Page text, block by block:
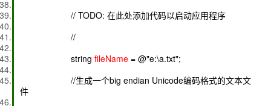
// TODO: 在此处添加代码以启动应用程序
//
string fileName = @"e:\a.txt";
//生成一个big endian Unicode编码格式的文本文
件